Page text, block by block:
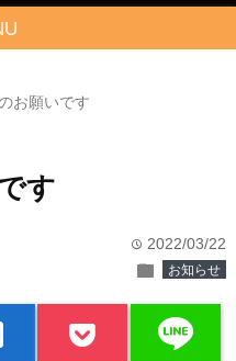
お願いです
す
time 2022/03/22
folder お知らせ
line